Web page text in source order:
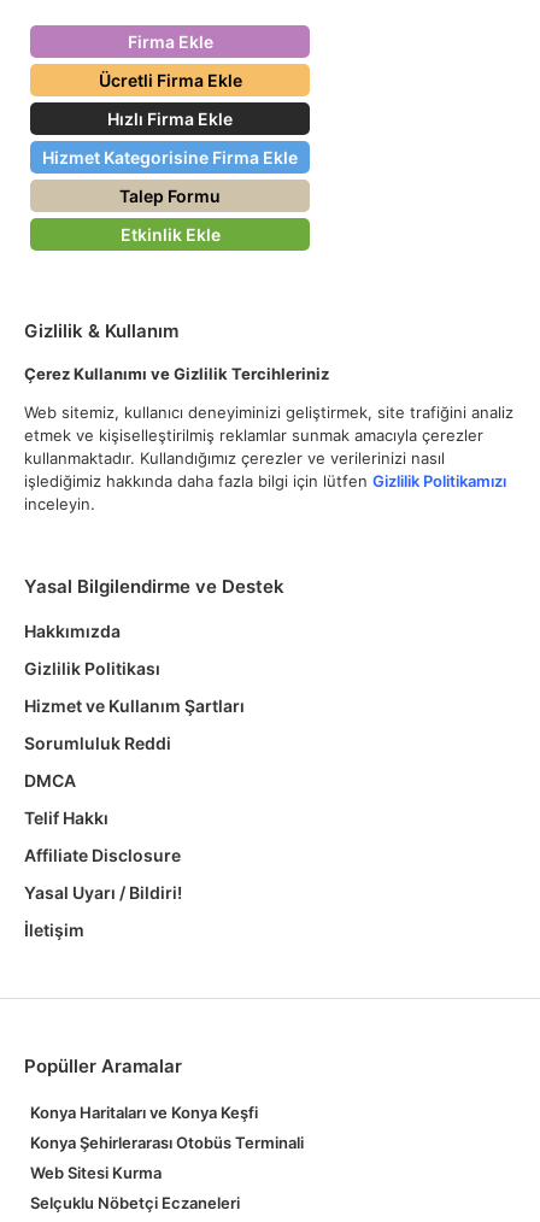
Firma Ekle
Ücretli Firma Ekle
Hızlı Firma Ekle
Hizmet Kategorisine Firma Ekle
Talep Formu
Etkinlik Ekle
Gizlilik & Kullanım
Çerez Kullanımı ve Gizlilik Tercihleriniz
Web sitemiz, kullanıcı deneyiminizi geliştirmek, site trafiğini analiz
etmek ve kişiselleştirilmiş reklamlar sunmak amacıyla çerezler
kullanmaktadır. Kullandığımız çerezler ve verilerinizi nasıl
işlediğimiz hakkında daha fazla bilgi için lütfen Gizlilik Politikamızı
inceleyin.
Yasal Bilgilendirme ve Destek
Hakkımızda
Gizlilik Politikası
Hizmet ve Kullanım Şartları
Sorumluluk Reddi
DMCA
Telif Hakkı
Affiliate Disclosure
Yasal Uyarı / Bildiri!
İletişim
Popüller Aramalar
Konya Haritaları ve Konya Keşfi
Konya Şehirlerarası Otobüs Terminali
Web Sitesi Kurma
Selçuklu Nöbetçi Eczaneleri